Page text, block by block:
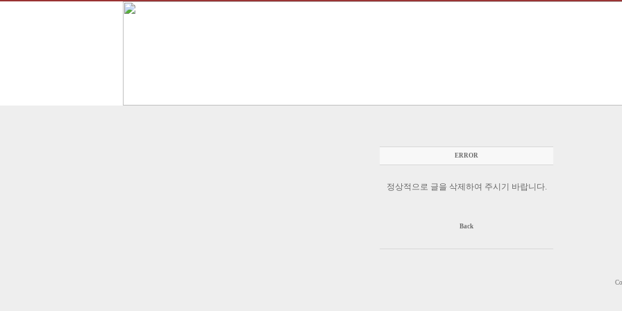
ERROR
정상적으로 글을 삭제하여 주시기 바랍니다.
Back